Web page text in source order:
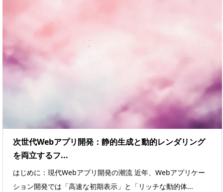
次世代Webアプリ開発：静的生成と動的レンダリング
を両立するフ...
はじめに：現代Webアプリ開発の潮流 近年、Webアプリケー
ション開発では「高速な初期表示」と「リッチな動的体...